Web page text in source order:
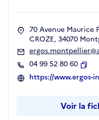
70 Avenue Maurice
CROZE, 34070
04 99 52 80 60
https://www.ergos-
Voir la